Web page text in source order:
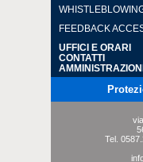
FEEDBACK
UFFICI E ORARI
CONTATTI
Tel.